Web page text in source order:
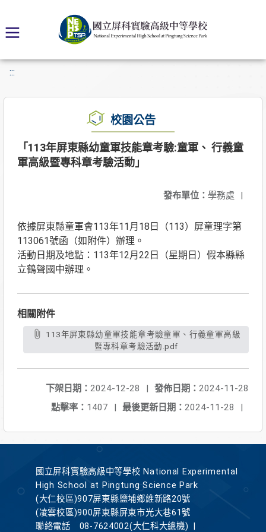
:::
校園公告
「113年屏東縣幼童軍技能章考驗:童軍、 行義童
軍高級暨專科章考驗活動」
發布單位： 學務處 |
依據屏東縣童軍會113年11月18日（113）屏童理字第
113061號函（如附件）辦理。
活動日期及地點：113年12月22日（星期日）假本縣縣
立鶴聲國中辦理。
相關附件
暨專科章考驗活動.pdf
發佈日期： 2024-11-28
下架日期： 2024-12-28
|
最後更新日期： 2024-11-28 |
點擊率： 1407 |
國立屏科實驗高級中等學校 National Experimental
High School at Pingtung Science Park
(大仁校區)907屏東縣鹽埔鄉維新路20號
(凌雲校區)900屏東縣屏東市光大巷61號
聯絡電話
08-7624002(大仁科大總機)